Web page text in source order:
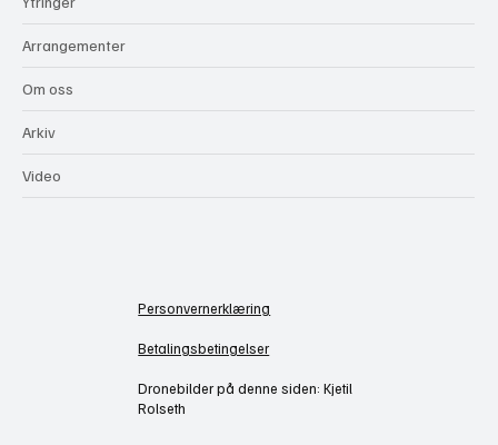
Arrangementer
Om oss
Arkiv
Video
Personvernerklæring
Betalingsbetingelser
Dronebilder på denne siden: Kjetil
Rolseth